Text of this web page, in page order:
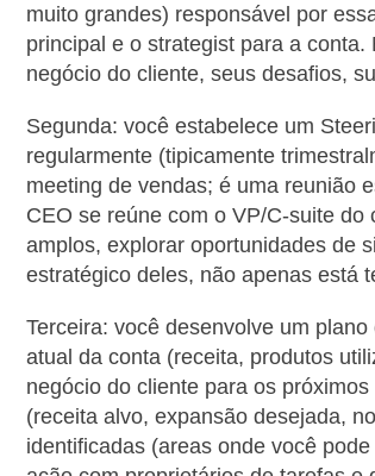
muito grandes) responsável por
principal e o strategist para a
negócio do cliente, seus desafios,
Segunda: você estabelece um
regularmente (tipicamente
meeting de vendas; é uma reunião
CEO se reúne com o VP/C-suite
amplos, explorar oportunidades de
estratégico deles, não apenas está
Terceira: você desenvolve um
atual da conta (receita, produtos
negócio do cliente para os
(receita alvo, expansão desejada,
identificadas (areas onde você